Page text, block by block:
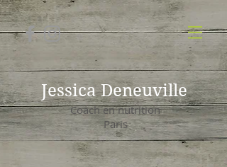
Jessica Deneuville
Coach en nutrition
Paris